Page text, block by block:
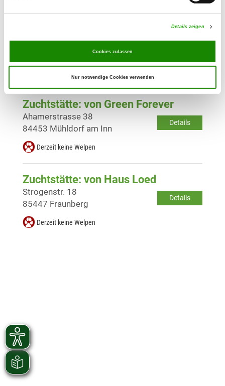
Details zeigen
Cookies zulassen
Nur notwendige Cookies verwenden
Bahnweg 6 a
Zuchtstätte: von Green Forever
Details
Ahamerstrasse 38
84453 Mühldorf am Inn
Derzeit keine Welpen
Zuchtstätte: von Haus Loed
Details
Strogenstr. 18
85447 Fraunberg
Derzeit keine Welpen